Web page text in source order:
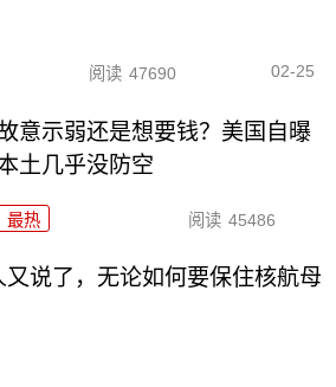
阅读 47690 02-25
意示弱还是想要钱？美国自曝
土几乎没防空
最热 阅读 45486
说了，无论如何要保住核航母